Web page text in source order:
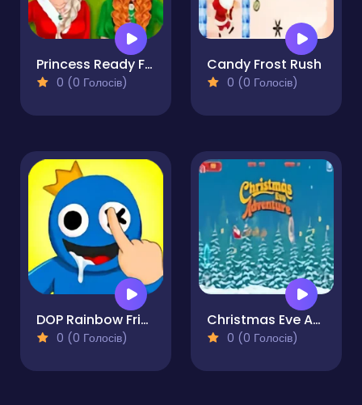
Princess Ready For Christmas
0 (0 Голосів)
Candy Frost Rush
0 (0 Голосів)
DOP Rainbow Friends
0 (0 Голосів)
Christmas Eve Adventure
0 (0 Голосів)